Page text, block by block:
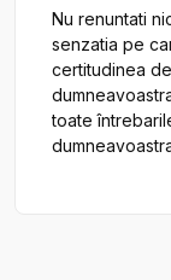
Nu renuntati
senzatia pe
certitudinea
toate